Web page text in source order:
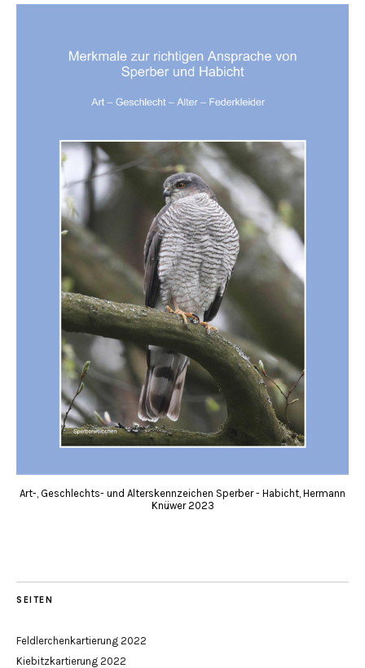
Art-, Geschlechts- und Alterskennzeichen Sperber - Habicht, Hermann
Knüwer 2023
SEITEN
Feldlerchenkartierung 2022
Kiebitzkartierung 2022